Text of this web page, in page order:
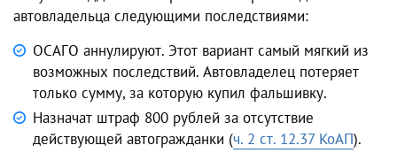
автовладельца следующими последствиями:
ОСАГО аннулируют. Этот вариант самый мягкий из
возможных последствий. Автовладелец потеряет
только сумму, за которую купил фальшивку.
Назначат штраф 800 рублей за отсутствие
действующей автогражданки (ч. 2 ст. 12.37 КоАП).